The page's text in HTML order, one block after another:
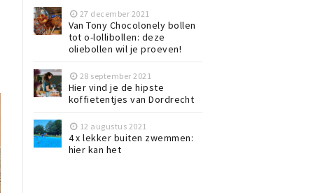
27 december 2021
Van Tony Chocolonely bollen
tot o-lollibollen: deze
oliebollen wil je proeven!
28 september 2021
Hier vind je de hipste
koffietentjes van Dordrecht
12 augustus 2021
4 x lekker buiten zwemmen:
hier kan het